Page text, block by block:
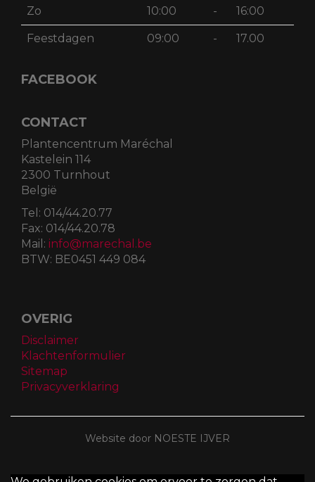
Zo 10:00 - 16:00
Feestdagen 09:00 - 17.00
FACEBOOK
CONTACT
Plantencentrum Maréchal
Kastelein 114
2300 Turnhout
België
Tel: 014/44.20.77
Fax: 014/44.20.78
Mail: info@marechal.be
BTW: BE0451 449 084
OVERIG
Disclaimer
Klachtenformulier
Sitemap
Privacyverklaring
Website door NOESTE IJVER